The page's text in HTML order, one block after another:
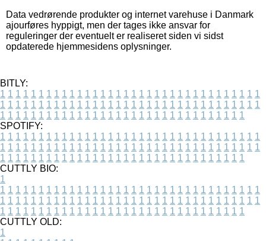
Data vedrørende produkter og internet varehuse i Danmark
ajourføres hyppigt, men der tages ikke ansvar for
reguleringer der eventuelt er realiseret siden vi sidst
opdaterede hjemmesidens oplysninger.
BITLY:
1 1 1 1 1 1 1 1 1 1 1 1 1 1 1 1 1 1 1 1 1 1 1 1 1 1 1 1 1 1 1 1 1 1
1 1 1 1 1 1 1 1 1 1 1 1 1 1 1 1 1 1 1 1 1 1 1 1 1 1 1 1 1 1 1 1 1 1
1 1 1 1 1 1 1 1 1 1 1 1 1 1 1 1 1 1 1 1 1 1 1 1 1 1 1 1 1 1 1 1
SPOTIFY:
1 1 1 1 1 1 1 1 1 1 1 1 1 1 1 1 1 1 1 1 1 1 1 1 1 1 1 1 1 1 1 1 1 1
1 1 1 1 1 1 1 1 1 1 1 1 1 1 1 1 1 1 1 1 1 1 1 1 1 1 1 1 1 1 1 1 1 1
1 1 1 1 1 1 1 1 1 1 1 1 1 1 1 1 1 1 1 1 1 1 1 1 1 1 1 1 1 1 1 1
CUTTLY BIO:
1
1 1 1 1 1 1 1 1 1 1 1 1 1 1 1 1 1 1 1 1 1 1 1 1 1 1 1 1 1 1 1 1 1 1
1 1 1 1 1 1 1 1 1 1 1 1 1 1 1 1 1 1 1 1 1 1 1 1 1 1 1 1 1 1 1 1 1 1
1 1 1 1 1 1 1 1 1 1 1 1 1 1 1 1 1 1 1 1 1 1 1 1 1 1 1 1 1 1 1 1
CUTTLY OLD:
1